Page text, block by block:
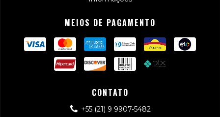
MEIOS DE PAGAMENTO
CONTATO
+55 (21) 9 9907-5482